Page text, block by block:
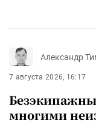
Александр
7 августа 2026, 16:17
многими